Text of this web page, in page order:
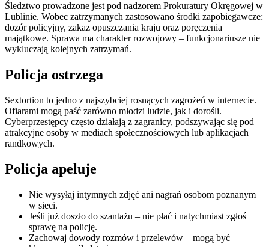
Śledztwo prowadzone jest pod nadzorem Prokuratury Okręgowej w
Lublinie. Wobec zatrzymanych zastosowano środki zapobiegawcze:
dozór policyjny, zakaz opuszczania kraju oraz poręczenia
majątkowe. Sprawa ma charakter rozwojowy – funkcjonariusze nie
wykluczają kolejnych zatrzymań.
Policja ostrzega
Sextortion to jedno z najszybciej rosnących zagrożeń w internecie.
Ofiarami mogą paść zarówno młodzi ludzie, jak i dorośli.
Cyberprzestępcy często działają z zagranicy, podszywając się pod
atrakcyjne osoby w mediach społecznościowych lub aplikacjach
randkowych.
Policja apeluje
Nie wysyłaj intymnych zdjęć ani nagrań osobom poznanym
w sieci.
Jeśli już doszło do szantażu – nie płać i natychmiast zgłoś
sprawę na policję.
Zachowaj dowody rozmów i przelewów – mogą być